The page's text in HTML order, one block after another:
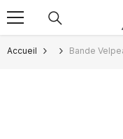
Passer au contenu
Accueil Bande